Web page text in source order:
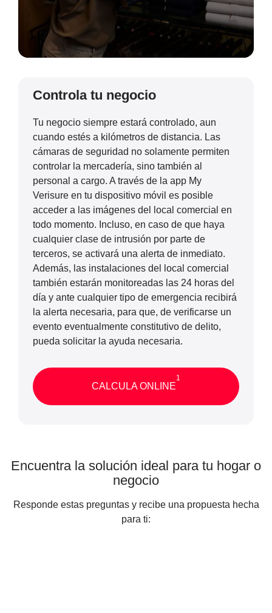
Controla tu negocio
Tu negocio siempre estará controlado, aun
cuando estés a kilómetros de distancia. Las
cámaras de seguridad no solamente permiten
controlar la mercadería, sino también al
personal a cargo. A través de la app My
Verisure en tu dispositivo móvil es posible
acceder a las imágenes del local comercial en
todo momento. Incluso, en caso de que haya
cualquier clase de intrusión por parte de
terceros, se activará una alerta de inmediato.
Además, las instalaciones del local comercial
también estarán monitoreadas las 24 horas del
día y ante cualquier tipo de emergencia recibirá
la alerta necesaria, para que, de verificarse un
evento eventualmente constitutivo de delito,
pueda solicitar la ayuda necesaria.
CALCULA ONLINE
1
Encuentra la solución ideal para tu hogar o
negocio
Responde estas preguntas y recibe una propuesta hecha
para ti: